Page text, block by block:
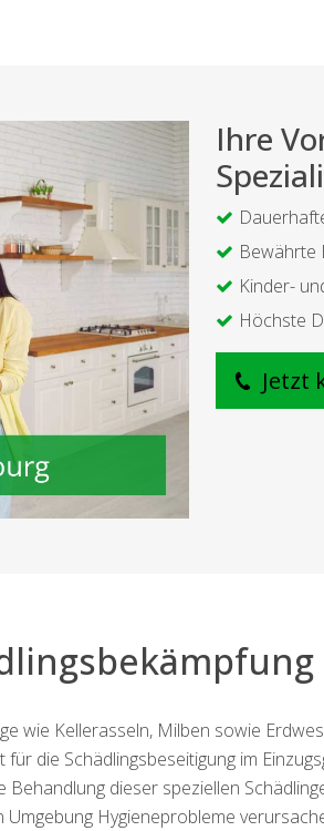
Ihre
Bewährte
Kinder-
Höchste
Jetzt
wie Kellerasseln, Milben sowie
die Schädlingsbeseitigung im
dieser speziellen
Hygieneprobleme